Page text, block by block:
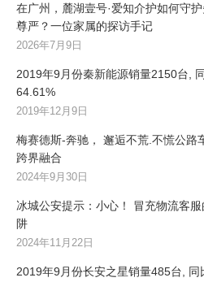
在广州，麓湖壹号·爱知介护如何守
尊严？一位家属的探访手记
2026年7月9日
2019年9月份秦新能源销量2150台,
64.61%
2019年12月9日
梅赛德斯-奔驰， 邂逅不荒.不慌公路
跨界融合
2024年9月30日
冰城公安提示：小心！ 冒充物流客
阱
2024年11月22日
2019年9月份长安之星销量485台, 同